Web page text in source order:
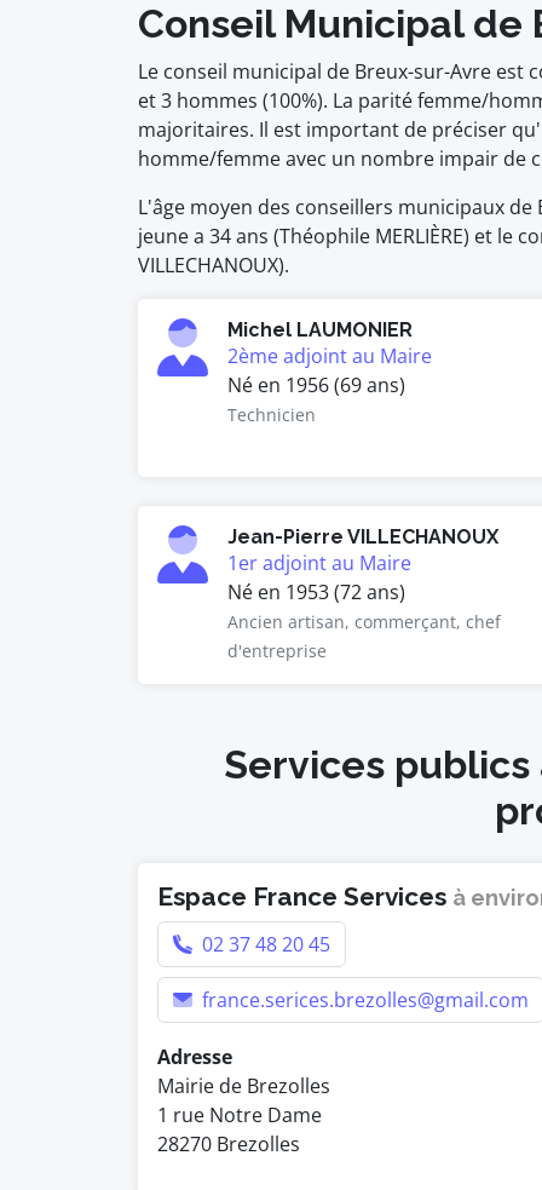
Conseil Municipal
Le conseil municipal de Breux-sur-Avre est
et 3 hommes (100%). La parité femme/
majoritaires. Il est important de préciser
homme/femme avec un nombre impair de
L'âge moyen des conseillers municipaux
jeune a 34 ans (Théophile MERLIÈRE) et le
VILLECHANOUX).
Michel LAUMONIER
2ème adjoint au Maire
Né en 1956 (69 ans)
Technicien
Jean-Pierre VILLECHANOUX
1er adjoint au Maire
Né en 1953 (72 ans)
Ancien artisan, commerçant, chef
d'entreprise
Services
Espace France Services à
02 37 48 20 45
france.serices.brezolles@gmail.com
Adresse
Mairie de Brezolles
1 rue Notre Dame
28270 Brezolles